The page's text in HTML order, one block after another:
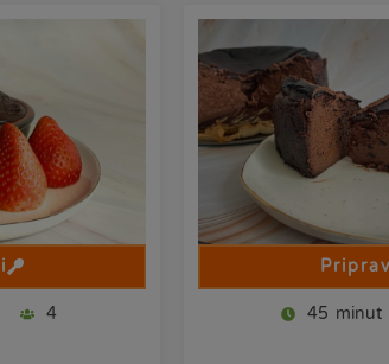
4 45 minut